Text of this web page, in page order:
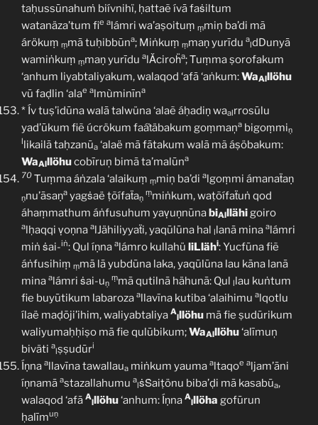
taḥussūnahuṁ biívnihï, ḥattaẽ ívā faṡiltum
watanäza’tum fie alámri wa’aṣoituṃ ṃmiņ ba’di mã
árökuṃ ṃmā tuḥibbūna; Miṅkuṃ ṃmaṇ yurīdu a
ldDunyā
wamiṅkuṃ ṃmaṇ yurīdu alǍciroḧa; Ṫuṃma ṣorofakum
‘anhum liyabtaliyakum, walaqod ‘afā ‘aṅkum:WaAlllöhu
vū faḍlin ‘alae almùminīna
* Ív tuṣ’idūna walā talwüna ‘alaẽ áḥadiṇ waalrrosūlu
yad’ūkum fiẽ úcrökum faáṫäbakum goṃmaņa bigoṃmiṇ
llikailā taḥzanūa ‘alaë mā fātakum walā mã áṣöbakum:
WaAlllöhucobīruņ bimā ta’malūna
70 Ṫuṃma áṅzala ‘alaikuṃ ṃmiņ ba’di algoṃmi ámanaẗaṇ
ṇnu’āsaṇa yagṡaë ṭõífaẗaṇ
ṃmiṅkum, waṭõífaẗuṅ qod
áhaṃmathum áṅfusuhum yaṿuṇnūnabiAlllähigoiro
alḥaqqi ṿoṇna alJähiliyyaẗi, yaqūlūna hal llanā mina alámri
miṅ ṡai-iṅ: Qul íṇna alámro kullahü liLlähi: Yucfūna fiẽ
áṅfusihiṃ ṃmā lā yubdūna laka, yaqūlūna lau kāna lanā
mina alámri ṡai-uṇ
ṃmā qutilnā hähunā: Qul llau kuṅtum
fie buyūtikum labaroza allavīna kutiba ‘alaihimu alqotlu
ílaë maḍōji’ihim, waliyabtaliya A
lllöhu mā fie ṣudūrikum
waliyumaḥḥiṣo mā fie qulūbikum;WaAlllöhu‘alīmuņ
biväti a
lṣṣudūri
Íṇna allavīna tawallaua miṅkum yauma altaqoe aljam’āni
íṇnamā astazallahumu a
lṡṠaiṭönu biba’ḍi mā kasabūa,
walaqod ‘afā A
lllöhu‘anhum: Íṇna A
lllöha gofūrun
ḥalīmuṇ